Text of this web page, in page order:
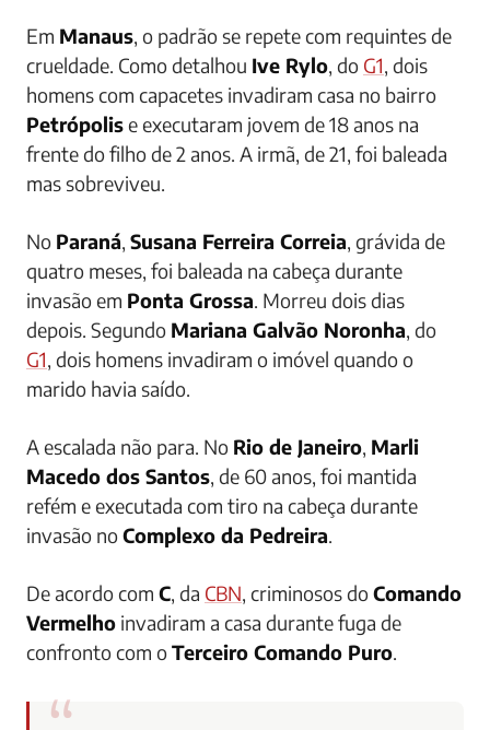
Em Manaus, o padrão se repete com requintes de
crueldade. Como detalhou Ive Rylo, do G1, dois
homens com capacetes invadiram casa no bairro
Petrópolise executaram jovem de 18 anos na
frente do filho de 2 anos. A irmã, de 21, foi baleada
mas sobreviveu.
No Paraná, Susana Ferreira Correia, grávida de
quatro meses, foi baleada na cabeça durante
invasão em Ponta Grossa. Morreu dois dias
depois. Segundo Mariana Galvão Noronha, do
G1, dois homens invadiram o imóvel quando o
marido havia saído.
A escalada não para. No Rio de Janeiro, Marli
Macedo dos Santos, de 60 anos, foi mantida
refém e executada com tiro na cabeça durante
invasão noComplexo da Pedreira.
De acordo com C, da CBN, criminosos doComando
Vermelho invadiram a casa durante fuga de
confronto com oTerceiro Comando Puro.